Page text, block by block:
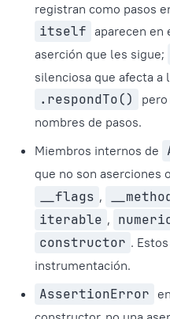
registran como pasos
itself aparecen en
aserción que les sigue;
silenciosa que afecta a
.respondTo()
nombres de pasos.
Miembros internos de
que no son aserciones
__flags ,
iterable ,
constructor .
instrumentación.
AssertionError en